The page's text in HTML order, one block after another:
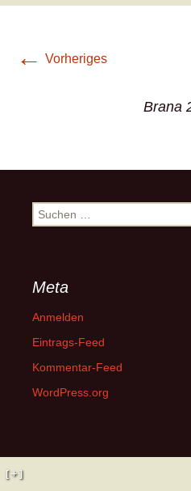
← Vorheriges
Brana
Suchen
nach:
Meta
Anmelden
Eintrags-Feed
Kommentar-Feed
WordPress.org
[ + ]